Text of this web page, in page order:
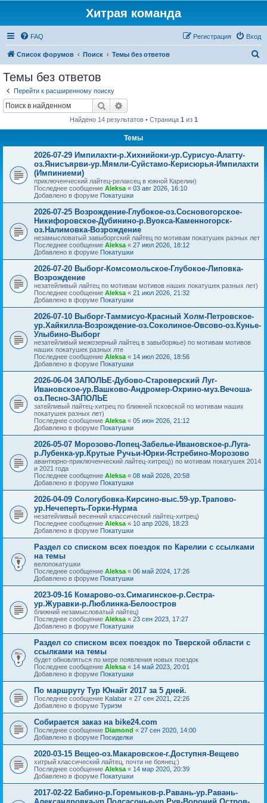
Хитрая команда
FAQ Вход
Регистрация
Список форумов Поиск Темы без ответов
Темы без ответов
Перейти к расширенному поиску
Поиск
Найдено 14 результатов • Страница 1 из 1
Темы
2026-07-29 Импилахти-р.Хихнийоки-ур.Сурисуо-Алатту-
оз.Янисъярви-ур.Мямли-Суйстамо-Керисюрья-Импилахти
(Импиниеми)
приключенческий лайтец-релаксец в южной Карелии)
Последнее сообщение Aleksa « 03 авг 2026, 16:10
Добавлено в форуме Покатушки
2026-07-25 Возрождение-Глубокое-оз.Сосновогорское-
Никифоровское-Дубинино-р.Вуокса-Каменногорск-
оз.Налимовка-Возрождение
незамысловатый завыборгский лайтец по мотивам покатушек разных лет
Последнее сообщение Aleksa « 27 июл 2026, 18:12
Добавлено в форуме Покатушки
2026-07-20 Выборг-Комсомольское-Глубокое-Липовка-
Возрождение
незатейливый лайтец по мотивам мотивов наших покатушек разных лет)
Последнее сообщение Aleksa « 21 июл 2026, 21:32
Добавлено в форуме Покатушки
2026-07-10 Выборг-Таммисуо-Красный Холм-Петровское-
ур.Хайкилла-Возрождение-оз.Соколиное-Овсово-оз.Кунье-
Улыбино-Выборг
незатейливый межозерный лайтец в завыборжье) по мотивам мотивов
наших покатушек разных лте
Последнее сообщение Aleksa « 14 июл 2026, 18:56
Добавлено в форуме Покатушки
2026-06-04 ЗАПОЛЬЕ-Дубово-Староверский Луг-
Ивановское-ур.Вашково-Андромер-Охрино-муз.Вечоша-
оз.Песно-ЗАПОЛЬЕ
затейливый лайтец-хитрец по ближней псковской по мотивам наших
покатушек разных лет)
Последнее сообщение Aleksa « 05 июн 2026, 21:12
Добавлено в форуме Покатушки
2026-05-07 Морозово-Лопец-Забелье-Ивановское-р.Луга-
р.Лубенка-ур.Крутые Ручьи-Юрки-Ястребино-Морозово
авантюрно-приключенческий лайтец-хитрец)) по мотивам покатушек 2014
и 2021 года
Последнее сообщение Aleksa « 08 май 2026, 20:58
Добавлено в форуме Покатушки
2026-04-09 Сологубовка-Кирсино-выс.59-ур.Трапово-
ур.Нечеперть-Горки-Нурма
незатейливый весенний классический лайтец-хитрец)
Последнее сообщение Aleksa « 10 апр 2026, 18:23
Добавлено в форуме Покатушки
Раздел со списком всех поездок по Карелии с ссылками
на темы
велопокатушки
Последнее сообщение Aleksa « 06 май 2024, 17:26
Добавлено в форуме Покатушки
2023-09-16 Комарово-оз.Симагинское-р.Сестра-
ур.Журавки-р.Люблинка-Белоостров
ближний незамысловатый лайтец)
Последнее сообщение Aleksa « 23 сен 2023, 17:27
Добавлено в форуме Покатушки
Раздел со списком всех поездок по Тверской области с
ссылками на темы
будет обновляться по мере появления новых поездок
Последнее сообщение Aleksa « 14 май 2023, 20:01
Добавлено в форуме Покатушки
По маршруту Тур Юнайт 2017 за 5 дней.
Последнее сообщение Kalabar « 27 сен 2021, 22:26
Добавлено в форуме Туризм
Собирается заказ на bike24.com
Последнее сообщение Diamond « 27 сен 2020, 14:00
Добавлено в форуме Посиделки
2020-03-15 Вещео-оз.Макаровское-г.Доступня-Вещево
хитрый классический лайтец, почти не боянец:)
Последнее сообщение Aleksa « 14 мар 2020, 20:39
Добавлено в форуме Покатушки
2017-02-22 Бабино-р.Горемыков-р.Равань-ур.Равань-
Александровка-ур.Подсасонье-ур.Руя-Вороний Остров-